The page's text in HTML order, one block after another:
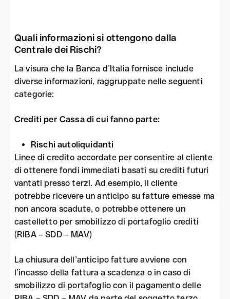
Quali informazioni si ottengono dalla
Centrale dei Rischi?
La visura che la Banca d’Italia fornisce include
diverse informazioni, raggruppate nelle seguenti
categorie:
Crediti per Cassa di cui fanno parte:
Rischi autoliquidanti
Linee di credito accordate per consentire al cliente
di ottenere fondi immediati basati su crediti futuri
vantati presso terzi. Ad esempio, il cliente
potrebbe ricevere un anticipo su fatture emesse ma
non ancora scadute, o potrebbe ottenere un
castelletto per smobilizzo di portafoglio crediti
(RIBA – SDD – MAV)
La chiusura dell’anticipo fatture avviene con
l’incasso della fattura a scadenza o in caso di
smobilizzo di portafoglio con il pagamento delle